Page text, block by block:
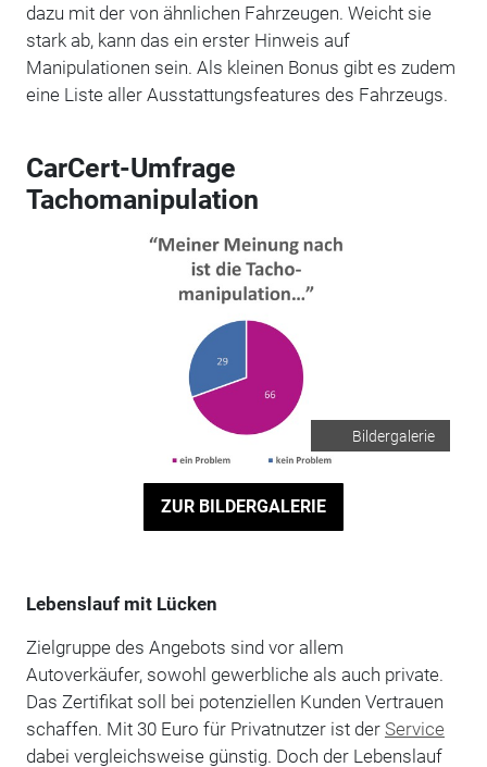
dazu mit der von ähnlichen Fahrzeugen. Weicht sie
stark ab, kann das ein erster Hinweis auf
Manipulationen sein. Als kleinen Bonus gibt es zudem
eine Liste aller Ausstattungsfeatures des Fahrzeugs.
CarCert-Umfrage
Tachomanipulation
Bildergalerie
ZUR BILDERGALERIE
Lebenslauf mit Lücken
Zielgruppe des Angebots sind vor allem
Autoverkäufer, sowohl gewerbliche als auch private.
Das Zertifikat soll bei potenziellen Kunden Vertrauen
schaffen. Mit 30 Euro für Privatnutzer ist der Service
dabei vergleichsweise günstig. Doch der Lebenslauf